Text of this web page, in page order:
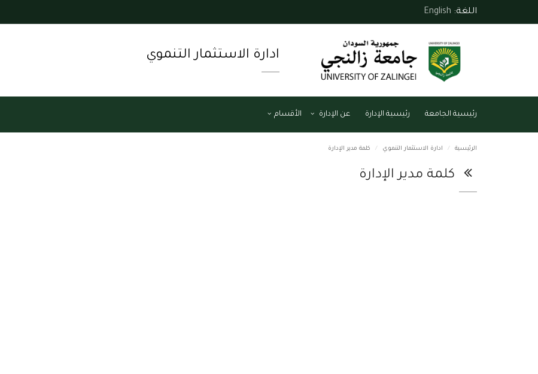
اللغة: English
ادارة الاستثمار التنموي
رئيسية الجامعة رئيسية الإدارة عن الإدارة الأقسام
الرئيسية ادارة الاستثمار التنموي كلمة مدير الإدارة
كلمة مدير الإدارة